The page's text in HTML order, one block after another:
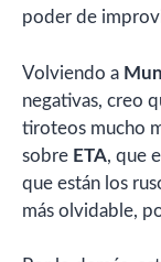
poder de
Volviendo a
negativas, creo
tiroteos mucho
sobre ETA, que
que están los
más olvidable,